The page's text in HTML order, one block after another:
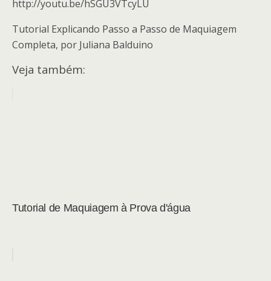
http://youtu.be/hSGU3VTcyLU
Tutorial Explicando Passo a Passo de Maquiagem
Completa, por Juliana Balduino
Veja também:
Tutorial de Maquiagem à Prova d'água